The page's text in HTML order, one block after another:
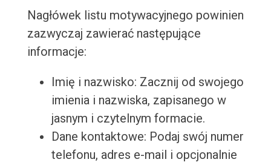
Nagłówek listu motywacyjnego powinien
zazwyczaj zawierać następujące
informacje:
Imię i nazwisko: Zacznij od swojego
imienia i nazwiska, zapisanego w
jasnym i czytelnym formacie.
Dane kontaktowe: Podaj swój numer
telefonu, adres e-mail i opcjonalnie